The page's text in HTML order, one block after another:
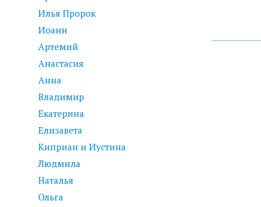
Илья Пророк
Иоанн
Артемий
Анастасия
Анна
Владимир
Екатерина
Елизавета
Киприан и Иустина
Людмила
Наталья
Ольга